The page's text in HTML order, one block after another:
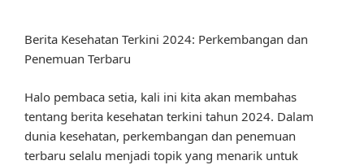
Berita Kesehatan Terkini 2024: Perkembangan dan
Penemuan Terbaru
Halo pembaca setia, kali ini kita akan membahas
tentang berita kesehatan terkini tahun 2024. Dalam
dunia kesehatan, perkembangan dan penemuan
terbaru selalu menjadi topik yang menarik untuk